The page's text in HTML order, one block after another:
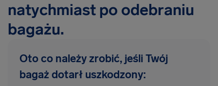
natychmiast po odebraniu
bagażu.
Oto co należy zrobić, jeśli Twój
bagaż dotarł uszkodzony: